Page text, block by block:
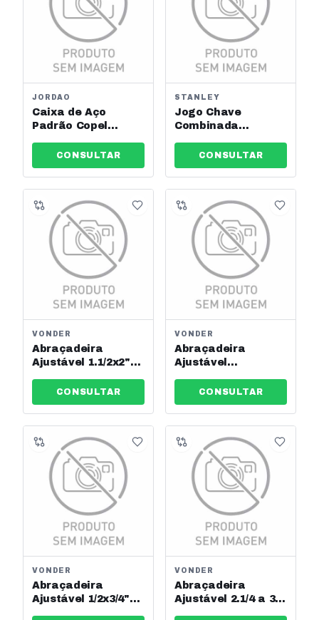
JORDAO
Caixa de Aço
Padrão Copel
CONSULTAR
STANLEY
Jogo Chave
Combinada
Gedore Ref:
3365203
CONSULTAR
VONDER
Abraçadeira
Ajustável 1.1/2x2"
Ref: 2912503851
CONSULTAR
VONDER
Abraçadeira
Ajustável
44mm Vonder Ref:
2912503244
CONSULTAR
VONDER
Abraçadeira
Ajustável 1/2x3/4"
VONDER
Abraçadeira
Ajustável 2.1/4 a 3"